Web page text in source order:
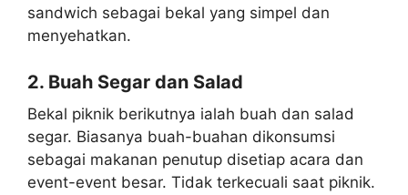
sandwich sebagai bekal yang simpel dan
menyehatkan.
2. Buah Segar dan Salad
Bekal piknik berikutnya ialah buah dan salad
segar. Biasanya buah-buahan dikonsumsi
sebagai makanan penutup disetiap acara dan
event-event besar. Tidak terkecuali saat piknik.